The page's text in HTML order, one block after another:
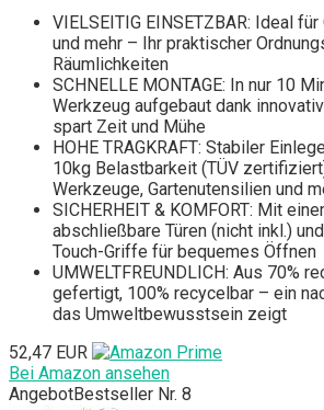
VIELSEITIG EINSETZBAR: Ideal für
und mehr – Ihr praktischer
Räumlichkeiten
SCHNELLE MONTAGE: In nur 10
Werkzeug aufgebaut dank
spart Zeit und Mühe
HOHE TRAGKRAFT: Stabiler
10kg Belastbarkeit (TÜV
Werkzeuge, Gartenutensilien und
SICHERHEIT & KOMFORT: Mit
abschließbare Türen (nicht inkl.)
Touch-Griffe für bequemes Öffnen
UMWELTFREUNDLICH: Aus 70%
gefertigt, 100% recycelbar – ein
das Umweltbewusstsein zeigt
52,47 EUR
Bei Amazon ansehen
AngebotBestseller Nr. 8